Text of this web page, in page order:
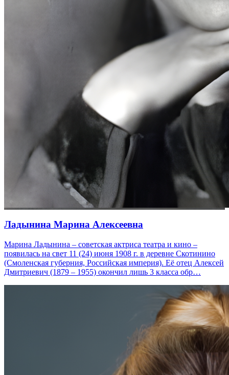
Ладынина Марина Алексеевна
Марина Ладынина – советская актриса театра и кино –
появилась на свет 11 (24) июня 1908 г. в деревне Скотинино
(Смоленская губерния, Российская империя). Её отец Алексей
Дмитриевич (1879 – 1955) окончил лишь 3 класса обр…